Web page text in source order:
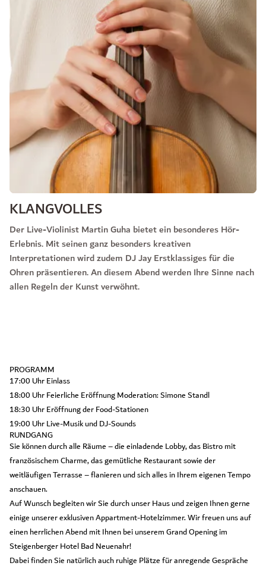
KLANGVOLLES
Der Live-Violinist Martin Guha bietet ein besonderes Hör-
Erlebnis. Mit seinen ganz besonders kreativen
Interpretationen wird zudem DJ Jay Erstklassiges für die
Ohren präsentieren. An diesem Abend werden Ihre Sinne nach
allen Regeln der Kunst verwöhnt.
PROGRAMM
17:00 Uhr Einlass
18:00 Uhr Feierliche Eröffnung Moderation: Simone Standl
18:30 Uhr Eröffnung der Food-Stationen
19:00 Uhr Live-Musik und DJ-Sounds
RUNDGANG
Sie können durch alle Räume – die einladende Lobby, das Bistro mit
französischem Charme, das gemütliche Restaurant sowie der
weitläufigen Terrasse – flanieren und sich alles in Ihrem eigenen Tempo
anschauen.
Auf Wunsch begleiten wir Sie durch unser Haus und zeigen Ihnen gerne
einige unserer exklusiven Appartment-Hotelzimmer. Wir freuen uns auf
einen herrlichen Abend mit Ihnen bei unserem Grand Opening im
Steigenberger Hotel Bad Neuenahr!
Dabei finden Sie natürlich auch ruhige Plätze für anregende Gespräche